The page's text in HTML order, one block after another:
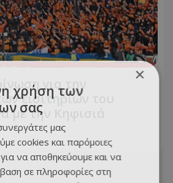
για την
εισιτηρίων του
με την Κηφισιά
×
χρήση των
σας
μας
cookies και παρόμοιες
να αποθηκεύουμε και να
σε πληροφορίες στη